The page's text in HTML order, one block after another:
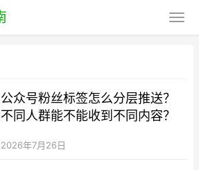
公众号粉丝标签怎么分层推送？
不同人群能不能收到不同内容？
2026年7月26日